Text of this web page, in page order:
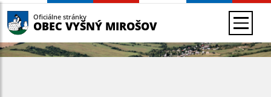
Oficiálne stránky
OBEC VYŠNÝ MIROŠOV